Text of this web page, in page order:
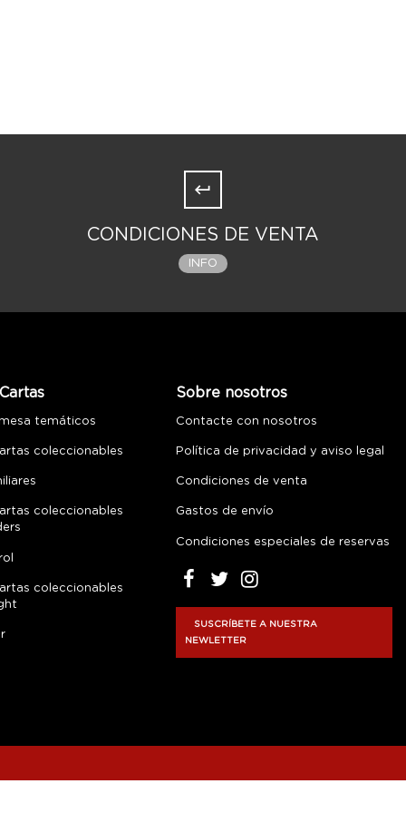
CONDICIONES DE VENTA
INFO
temáticos
coleccionables
coleccionables
coleccionables
Sobre nosotros
Contacte con nosotros
Política de privacidad y aviso legal
Condiciones de venta
Gastos de envío
Condiciones especiales de reservas
SUSCRÍBETE A NUESTRA
NEWLETTER